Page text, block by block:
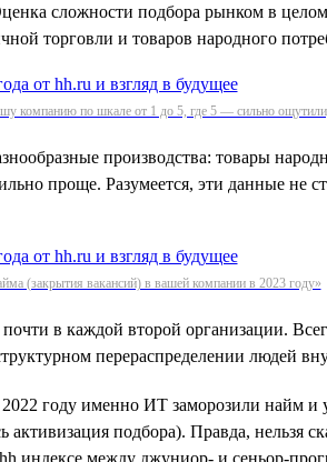
сложности подбора рынком в
торговли и товаров народного
компанию по шкале от 1 до 5, где 5 — сильно
производства: товары
проще. Разумеется, эти данные не
(закрытия вакансий) в вашей компании в 2023 году»
в каждой второй организации.
перераспределении людей
году именно ИТ заморозили найм и
подбора). Правда, нельзя
между джуниор- и сеньор-